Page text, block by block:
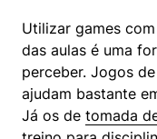
Utilizar games
das aulas é uma
perceber. Jogos
ajudam bastante
Já os de tomada